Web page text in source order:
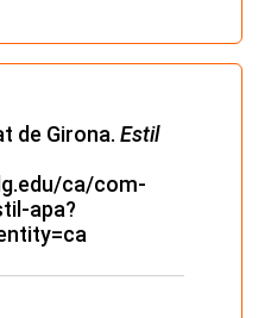
de Girona. Estil
ca/com-
apa?